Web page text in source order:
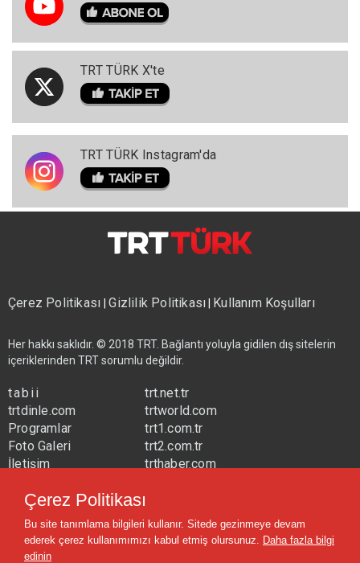
TRT TÜRK X'te
TRT TÜRK Instagram'da
Çerez Politikası|Gizlilik Politikası| Kullanım Koşulları
Her hakkı saklıdır. © 2018 TRT. Bağlantı yoluyla gidilen dış sitelerin
içeriklerinden TRT sorumlu değildir.
tabii
trtdinle.com
Programlar
Foto Galeri
İletişim
trt.net.tr
trtworld.com
trt1.com.tr
trt2.com.tr
trthaber.com
trtavaz.com.tr
trtmuzik.net.tr
trtcocuk.net.tr
Çerez Politikası
Bu site tanımlama bilgileri kullanır. Sitede gezinmeye devam
ederek çerez kullanımımızı kabul etmiş olursunuz. Daha fazla bilgi
edinin